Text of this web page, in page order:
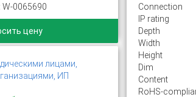
W-0065690
цену
лицами,
ИП
Connection
IP rating
Depth
Width
Height
Dim
Content
RoHS-